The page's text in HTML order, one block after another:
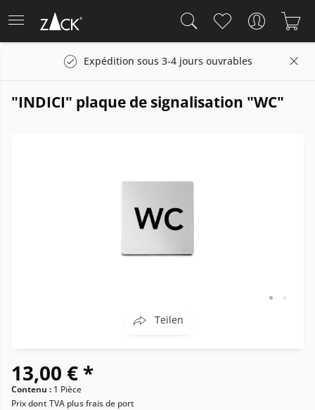
Expédition sous 3-4 jours ouvrables
"INDICI" plaque de signalisation "WC"
Teilen
13,00 € *
Contenu : 1 Pièce
Prix dont TVA plus frais de port